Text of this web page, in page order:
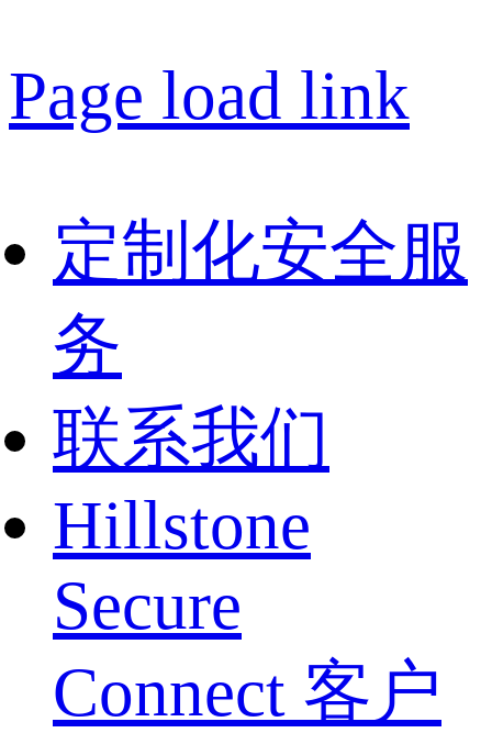
Page load link
定制化安全服
务
联系我们
Hillstone
Secure
Connect 客户